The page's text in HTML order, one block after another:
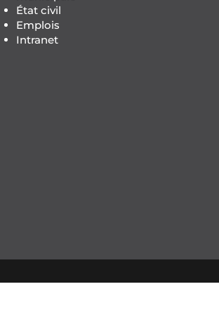
État civil
Emplois
Intranet